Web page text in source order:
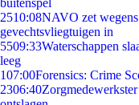
buitenspel
2510:08NAVO zet
gevechtsvliegtuigen in
5509:33Waterschappen
leeg
107:00Forensics: Crime
2306:40